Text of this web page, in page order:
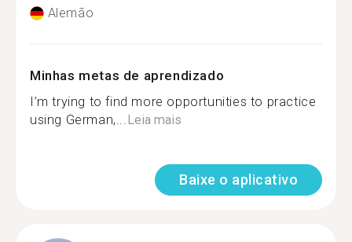
Alemão
Minhas metas de aprendizado
I’m trying to find more opportunities to practice
using German,...Leia mais
Baixe o aplicativo